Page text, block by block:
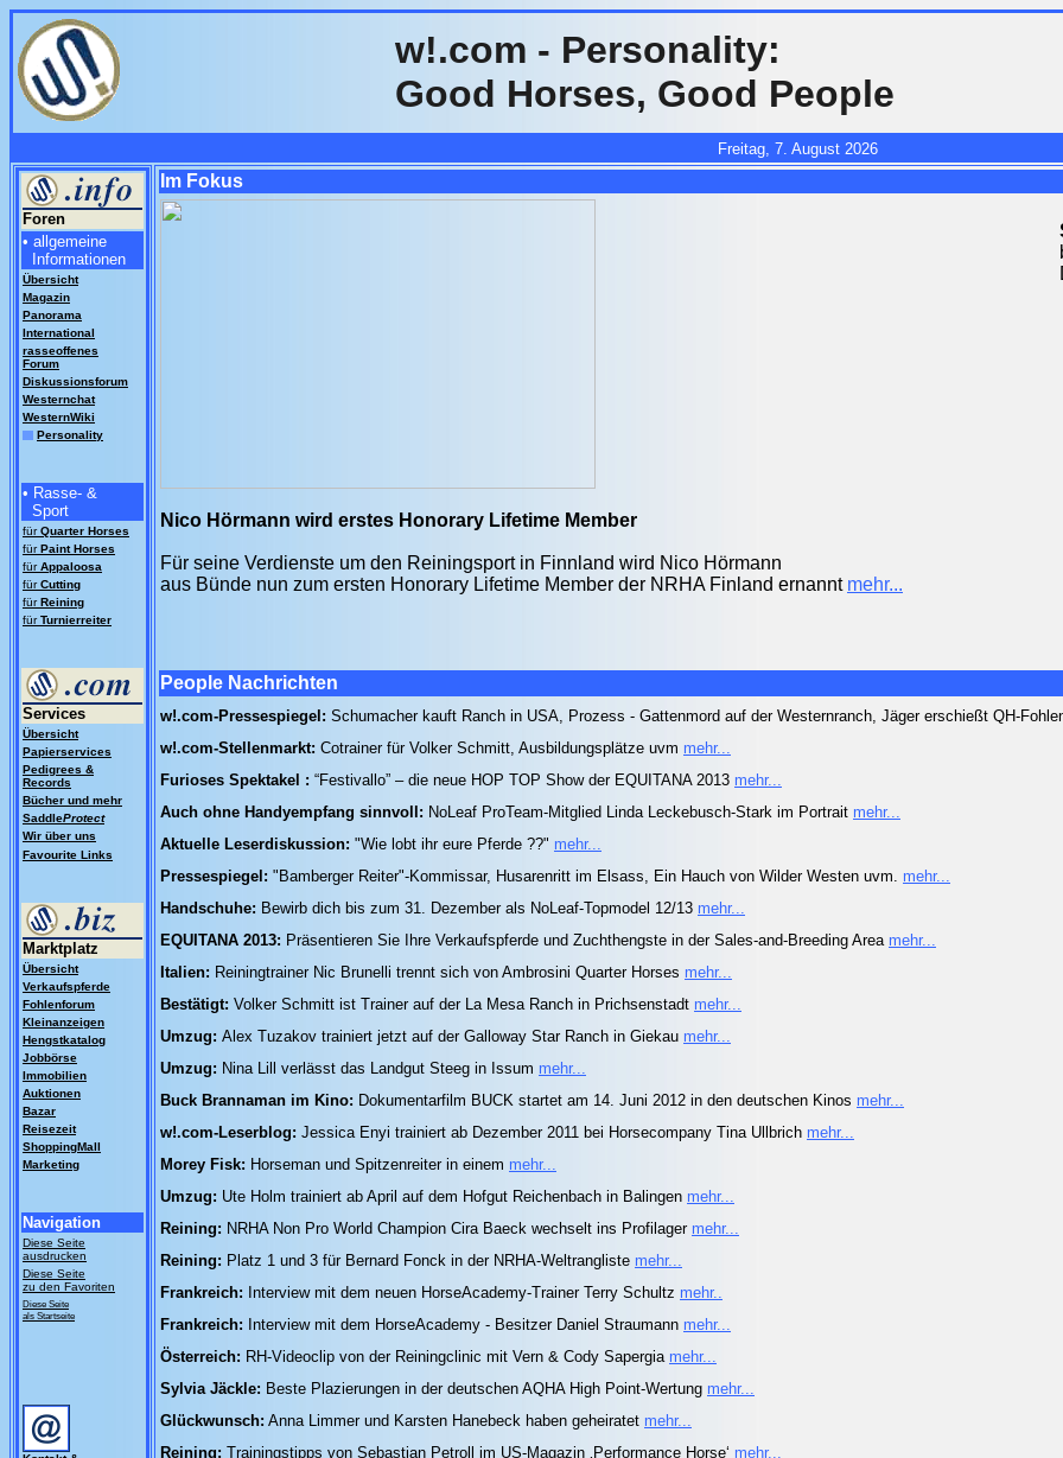
w!.com - Personality:
Good Horses, Good People
Freitag, 7. August 2026
Foren
• allgemeine
Informationen
Übersicht
Magazin
Panorama
International
rasseoffenes
Forum
Diskussionsforum
Westernchat
WesternWiki
Personality
• Rasse- &
Sport
fürQuarter Horses
fürPaint Horses
fürAppaloosa
fürCutting
fürReining
fürTurnierreiter
Services
Übersicht
Papierservices
Pedigrees &
Records
Bücher und mehr
SaddleProtect
Wir über uns
Favourite Links
Marktplatz
Übersicht
Verkaufspferde
Fohlenforum
Kleinanzeigen
Hengstkatalog
Jobbörse
Immobilien
Auktionen
Bazar
Reisezeit
ShoppingMall
Marketing
Navigation
Diese Seite
ausdrucken
Diese Seite
zu den Favoriten
Diese Seite
als Startseite
Im Fokus
Nico Hörmann wird erstes Honorary Lifetime Member
Für seine Verdienste um den Reiningsport in Finnland wird Nico Hörmann
aus Bünde nun zum ersten Honorary Lifetime Member der NRHA Finland ernannt mehr...
People Nachrichten
w!.com-Pressespiegel: Schumacher kauft Ranch in USA, Prozess - Gattenmord auf der Westernranch, Jäger erschießt QH-
w!.com-Stellenmarkt: Cotrainer für Volker Schmitt, Ausbildungsplätze uvm mehr...
Furioses Spektakel : “Festivallo” – die neue HOP TOP Show der EQUITANA 2013 mehr...
Auch ohne Handyempfang sinnvoll: NoLeaf ProTeam-Mitglied Linda Leckebusch-Stark im Portrait mehr...
Aktuelle Leserdiskussion: "Wie lobt ihr eure Pferde ??" mehr...
Pressespiegel: "Bamberger Reiter"-Kommissar, Husarenritt im Elsass, Ein Hauch von Wilder Westen uvm. mehr...
Handschuhe: Bewirb dich bis zum 31. Dezember als NoLeaf-Topmodel 12/13 mehr...
EQUITANA 2013: Präsentieren Sie Ihre Verkaufspferde und Zuchthengste in der Sales-and-Breeding Area mehr...
Italien: Reiningtrainer Nic Brunelli trennt sich von Ambrosini Quarter Horses mehr...
Bestätigt: Volker Schmitt ist Trainer auf der La Mesa Ranch in Prichsenstadt mehr...
Umzug: Alex Tuzakov trainiert jetzt auf der Galloway Star Ranch in Giekau mehr...
Umzug: Nina Lill verlässt das Landgut Steeg in Issum mehr...
Buck Brannaman im Kino: Dokumentarfilm BUCK startet am 14. Juni 2012 in den deutschen Kinos mehr...
w!.com-Leserblog: Jessica Enyi trainiert ab Dezember 2011 bei Horsecompany Tina Ullbrich mehr...
Morey Fisk: Horseman und Spitzenreiter in einem mehr...
Umzug: Ute Holm trainiert ab April auf dem Hofgut Reichenbach in Balingen mehr...
Reining: NRHA Non Pro World Champion Cira Baeck wechselt ins Profilager mehr...
Reining: Platz 1 und 3 für Bernard Fonck in der NRHA-Weltrangliste mehr...
Frankreich: Interview mit dem neuen HorseAcademy-Trainer Terry Schultz mehr..
Frankreich: Interview mit dem HorseAcademy - Besitzer Daniel Straumann mehr...
Österreich: RH-Videoclip von der Reiningclinic mit Vern & Cody Sapergia mehr...
Sylvia Jäckle: Beste Plazierungen in der deutschen AQHA High Point-Wertung mehr...
Glückwunsch: Anna Limmer und Karsten Hanebeck haben geheiratet mehr...
Reining: Trainingstipps von Sebastian Petroll im US-Magazin ‚Performance Horse‘ mehr...